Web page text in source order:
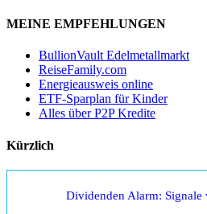
MEINE EMPFEHLUNGEN
BullionVault Edelmetallmarkt
ReiseFamily.com
Energieausweis online
ETF-Sparplan für Kinder
Alles über P2P Kredite
Kürzlich
Dividenden Alarm: Signale